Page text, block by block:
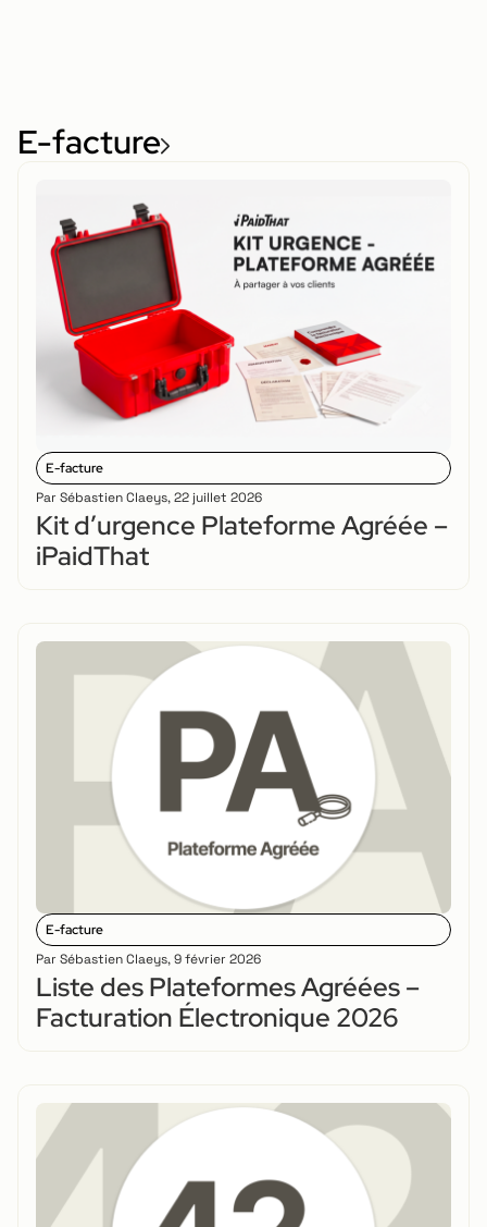
E-facture
E-facture
Par Sébastien Claeys,22 juillet 2026
Kit d’urgence Plateforme Agréée –
iPaidThat
E-facture
Par Sébastien Claeys,9 février 2026
Liste des Plateformes Agréées –
Facturation Électronique 2026